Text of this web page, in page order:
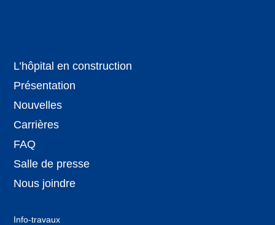
L’hôpital en construction
Présentation
Nouvelles
Carrières
FAQ
Salle de presse
Nous joindre
Info-travaux